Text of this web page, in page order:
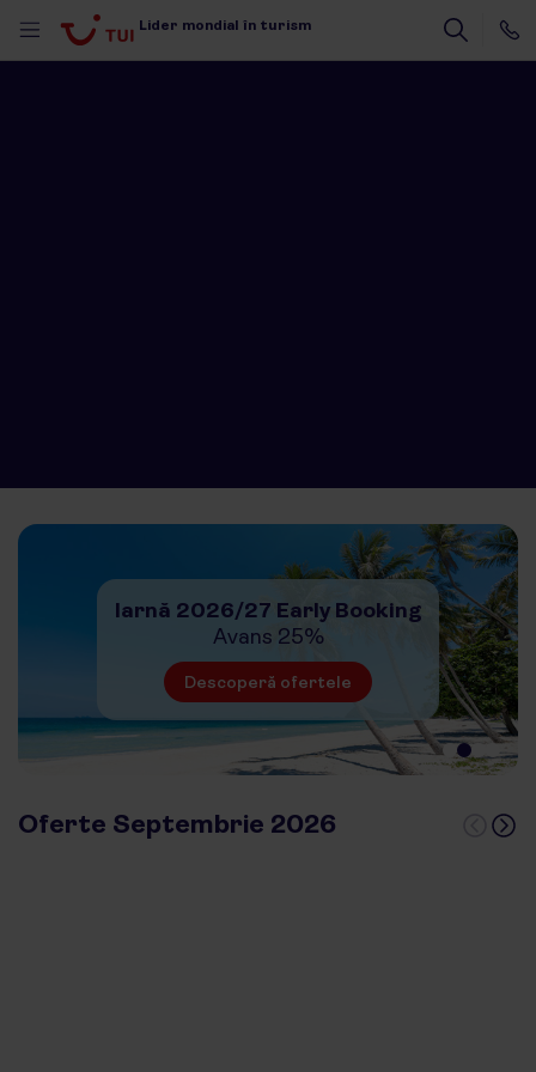
Lider mondial în turism
Iarnă 2026/27 Early Booking
Avans 25%
Descoperă ofertele
Oferte Septembrie 2026
de la 275 €
Grecia
384 €